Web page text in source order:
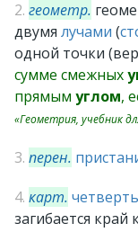
2. геометр.
двумя лучами (
одной точки
сумме смежных
прямым углом,
«Геометрия, учебник
3. перен.
4. карт. четверть
загибается край